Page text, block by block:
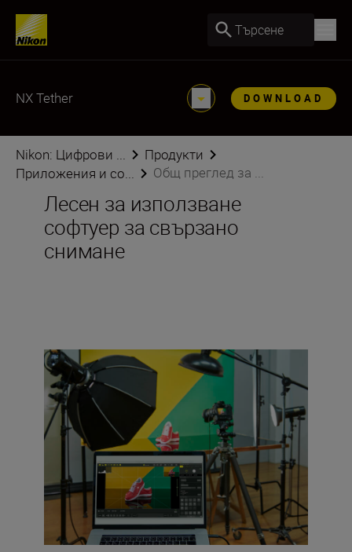
Търсене
NX Tether DOWNLOAD
Nikon: Цифрови ...
Продукти
Приложения и со...
Общ преглед за ...
Лесен за използване
софтуер за свързано
снимане